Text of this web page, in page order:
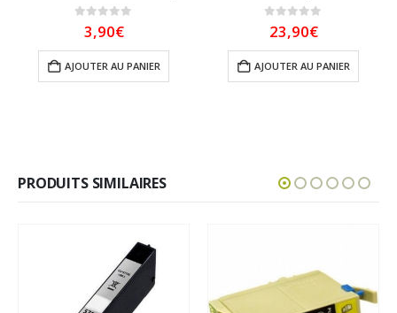
sur 5
3,90€
AJOUTER AU PANIER
sur 5
23,90€
AJOUTER AU PANIER
PRODUITS SIMILAIRES